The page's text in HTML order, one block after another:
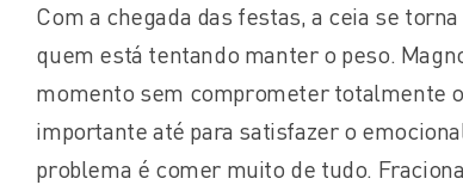
Com a chegada das festas, a ceia se
quem está tentando manter o peso.
momento sem comprometer totalmente
importante até para satisfazer o
problema é comer muito de tudo.